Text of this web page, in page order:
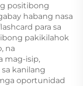
positibong
habang nasa
para sa
pakikilahok
na
mag-isip,
kanilang
oportunidad